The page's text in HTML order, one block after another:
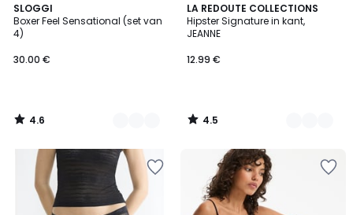
SLOGGI
Boxer Feel Sensational (set van
4)
€.
30.00 €
4.6
/ 5
3
Kleuren
4.6
/
LA REDOUTE COLLECTIONS
Hipster Signature in kant,
JEANNE
12.99 €
4.5
/ 5
4
Kleuren
4.5
/